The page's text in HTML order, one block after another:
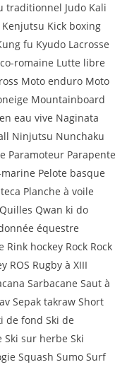
traditionnel Judo Kali
Kick boxing
fu Kyudo Lacrosse
romaine Lutte libre
Moto enduro Moto
Mountainboard
eau vive Naginata
Ninjutsu Nunchaku
Paramoteur Parapente
Pelote basque
Planche à voile
Qwan ki do
équestre
hockey Rock Rock
ROS Rugby à XIII
Sarbacane Saut à
Sepak takraw Short
de fond Ski de
sur herbe Ski
Squash Sumo Surf